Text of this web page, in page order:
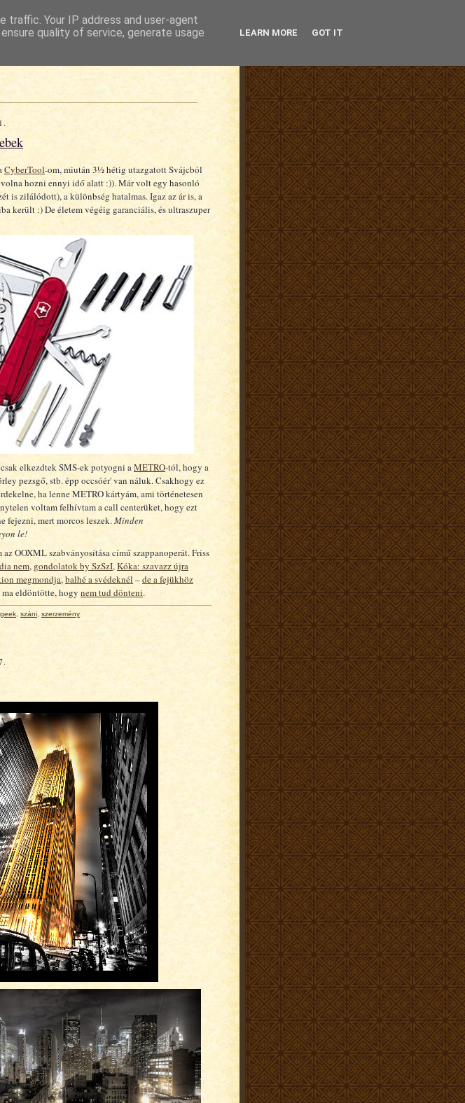
CyberTool-om, miután 3½ hétig utazgatott Svájcból
hozni ennyi idő alatt :)). Már volt egy hasonló
is zilálódott), a különbség hatalmas. Igaz az ár is, a
került :) De életem végéig garanciális, és ultraszuper
elkezdtek SMS-ek potyogni aMETRO-tól, hogy a
pezsgő, stb. épp occsóér' van náluk. Csakhogy ez
ha lenne METRO kártyám, ami történetesen
voltam felhívtam a call centerüket, hogy ezt
fejezni, mert morcos leszek.Minden
le!
OOXML szabványosítása című szappanoperát. Friss
nem, gondolatok by SzSzI,Kóka: szavazz újra
megmondja,balhé a svédeknél –de a fejükhöz
eldöntötte, hogy nem tud dönteni.
geek száni szerzemény
Your IP address and user-agent
quality of service, generate usage
LEARN MORE GOT IT